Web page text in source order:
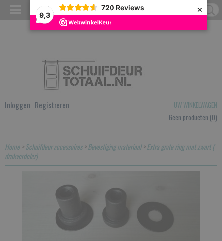
9,3
720 Reviews ×
Inloggen Registreren
UW WINKELWAGEN
Geen producten (0)
Home>Schuifdeur accessoires>Bevestiging materiaal>Extra grote ring mat zwart (
drukverdeler)